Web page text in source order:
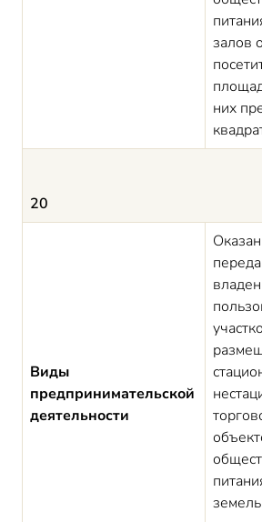
залов
них
20
Виды
предпринимательской
деятельности